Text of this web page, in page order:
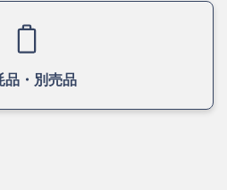
品・別売品